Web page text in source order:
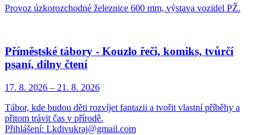
Provoz úzkorozchodné železnice 600 mm, výstava vozidel PŽ.
Příměstské tábory - Kouzlo řeči, komiks, tvůrčí
psaní, dílny čtení
17. 8. 2026 – 21. 8. 2026
Tábor, kde budou děti rozvíjet fantazii a tvořit vlastní příběhy a
přitom trávit čas v přírodě.
Přihlášení: Lkdivukraj@gmail.com